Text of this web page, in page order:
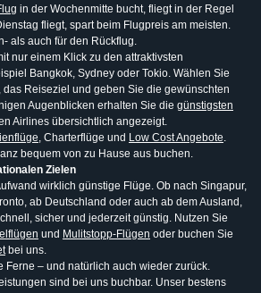
in der Wochenmitte bucht, fliegt in der Regel
fliegt, spart beim Flugpreis am meisten.
als auch für den Rückflug.
nur einem Klick zu den attraktivsten
Bangkok, Sydney oder Tokio. Wählen Sie
Reiseziel und geben Sie die gewünschten
Augenblicken erhalten Sie die günstigsten
Airlines übersichtlich angezeigt.
, Charterflüge und Low Cost Angebote.
bequem von zu Hause aus buchen.
Zielen
wirklich günstige Flüge. Ob nach Singapur,
ab Deutschland oder auch ab dem Ausland,
sicher und jederzeit günstig. Nutzen Sie
und Mulitstopp-Flügen oder buchen Sie
bei uns.
Ferne – und natürlich auch wieder zurück.
sind bei uns buchbar. Unser bestens